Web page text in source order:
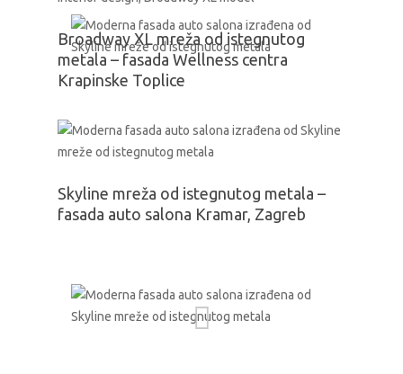
Broadway XL mreža od istegnutog
metala – fasada Wellness centra
Krapinske Toplice
Skyline mreža od istegnutog metala –
fasada auto salona Kramar, Zagreb